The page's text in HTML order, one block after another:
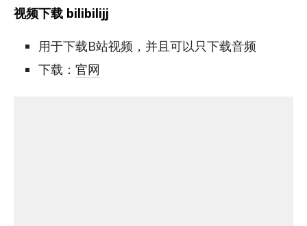
视频下载 bilibilijj
用于下载B站视频，并且可以只下载音频
下载： 官网